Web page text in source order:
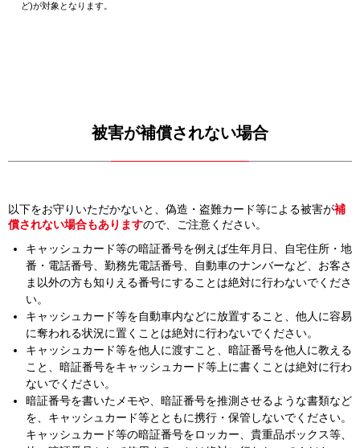
ど)が対象となります。
被害が補償されない場合
以下をお守りいただかないと、偽造・盗難カード等による被害が補
償されない場合もありますので、ご注意ください。
キャッシュカード等の暗証番号を例えば生年月日、自宅住所・地
番・電話番号、勤務先電話番号、自動車のナンバーなど、お客さ
ま以外の方も知りえる番号にすることは絶対に行わないでくださ
い。
キャッシュカード等を自動車内などに放置すること、他人に容易
に奪われる状況に置くことは絶対に行わないでください。
キャッシュカード等を他人に渡すこと、暗証番号を他人に教える
こと、暗証番号をキャッシュカード等上に書くことは絶対に行わ
ないでください。
暗証番号を書いたメモや、暗証番号を推測させるような書類など
を、キャッシュカード等とともに携行・保管しないでください。
キャッシュカード等の暗証番号をロッカー、貴重品ボックス等、